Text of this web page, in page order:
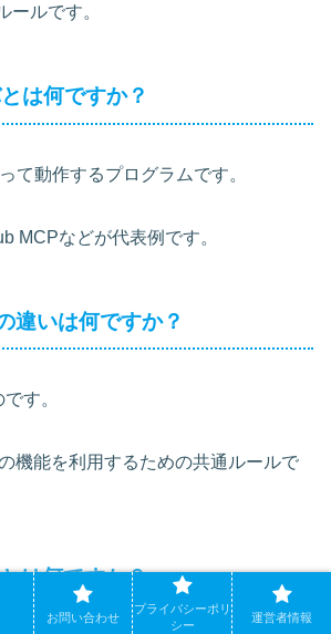
ールです。
は何ですか？
て動作するプログラムです。
MCPなどが代表例です。
違いは何ですか？
す。
機能を利用するための共通ルールで
は何ですか？
お問い合わせ
プライバシーポリ
シー
運営者情報